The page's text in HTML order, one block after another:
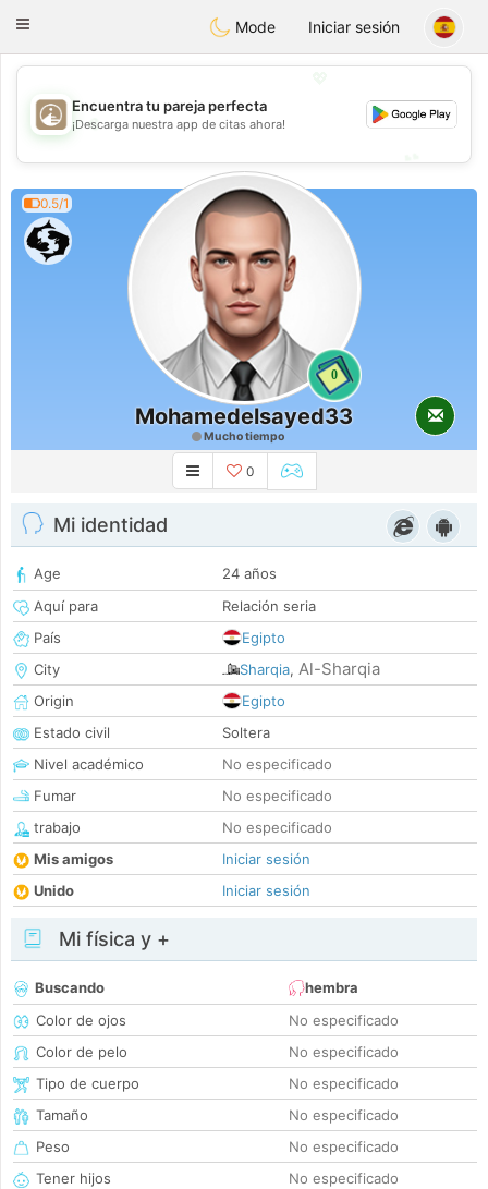
B ahebik
Toggle
Mode Iniciar sesión
💖
💕
Encuentra tu pareja perfecta
¡Descarga nuestra app de citas ahora!
0.5/1
0
Mohamedelsayed33
Mucho tiempo
0
Mi identidad
Age
24 años
Aquí para
Relación seria
País
Egipto
City
Sharqia, Al-Sharqia
Origin
Egipto
Estado civil
Soltera
Nivel académico
No especificado
Fumar
No especificado
trabajo
No especificado
Mis amigos
Iniciar sesión
Unido
Iniciar sesión
Mi física y +
Buscando
hembra
Color de ojos
No especificado
Color de pelo
No especificado
Tipo de cuerpo
No especificado
Tamaño
No especificado
Peso
No especificado
Tener hijos
No especificado